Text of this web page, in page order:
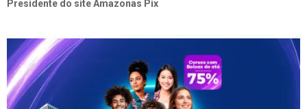
Presidente do site Amazonas Pix